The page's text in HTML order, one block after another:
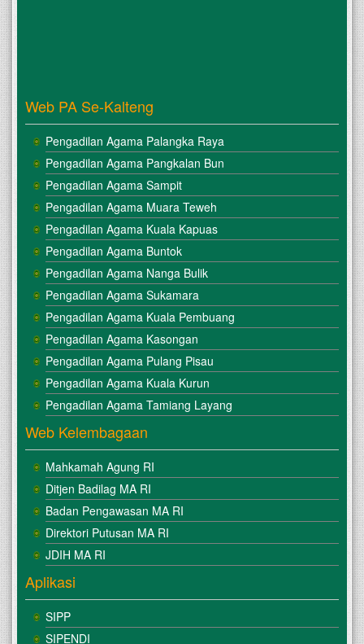
Web PA Se-Kalteng
Pengadilan Agama Palangka Raya
Pengadilan Agama Pangkalan Bun
Pengadilan Agama Sampit
Pengadilan Agama Muara Teweh
Pengadilan Agama Kuala Kapuas
Pengadilan Agama Buntok
Pengadilan Agama Nanga Bulik
Pengadilan Agama Sukamara
Pengadilan Agama Kuala Pembuang
Pengadilan Agama Kasongan
Pengadilan Agama Pulang Pisau
Pengadilan Agama Kuala Kurun
Pengadilan Agama Tamiang Layang
Web Kelembagaan
Mahkamah Agung RI
Ditjen Badilag MA RI
Badan Pengawasan MA RI
Direktori Putusan MA RI
JDIH MA RI
Aplikasi
SIPP
SIPENDI